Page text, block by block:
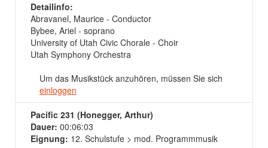
Detailinfo:
Abravanel, Maurice - Conductor
Bybee, Ariel - soprano
University of Utah Civic Chorale - Choir
Utah Symphony Orchestra
Um das Musikstück anzuhören, müssen Sie sich
einloggen
Pacific 231 (Honegger, Arthur)
Dauer: 00:06:03
Eignung: 12. Schulstufe > mod. Programmmusik